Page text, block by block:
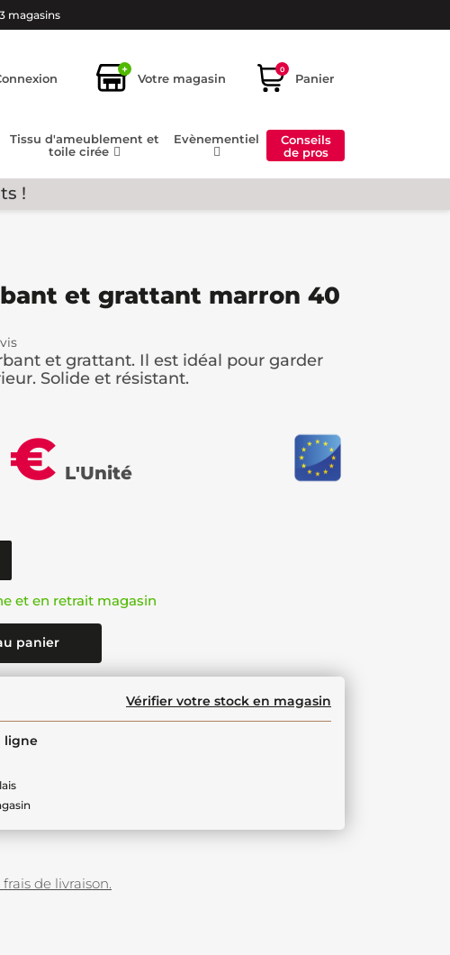
magasins
+
Votre magasin
0
Panier
Tissu d'ameublement et
toile cirée
Evènementiel
Conseils
de pros
!
et grattant marron 40
et grattant. Il est idéal pour garder
Solide et résistant.
€ L'Unité
et en retrait magasin
panier
Vérifier votre stock en magasin
ligne
de livraison.